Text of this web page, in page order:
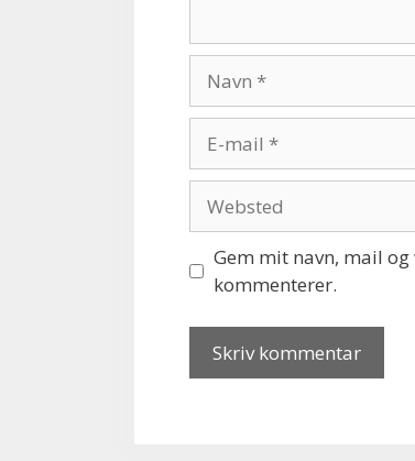
mail
Gem mit navn, mail
kommenterer.